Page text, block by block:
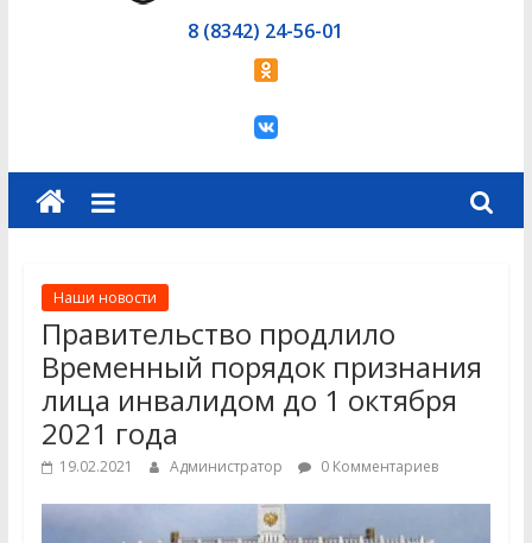
8 (8342) 24-56-01
Наши новости
Правительство продлило
Временный порядок признания
лица инвалидом до 1 октября
2021 года
19.02.2021 Администратор 0 Комментариев